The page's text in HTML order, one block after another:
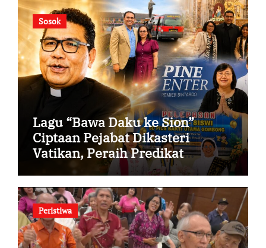
Sosok
Lagu “Bawa Daku ke Sion”
Ciptaan Pejabat Dikasteri
Vatikan, Peraih Predikat
Summa Cum Laude
Peristiwa